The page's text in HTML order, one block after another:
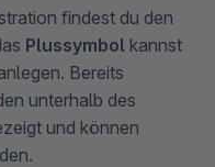
findest du den
Plussymbol kannst
Bereits
unterhalb des
und können